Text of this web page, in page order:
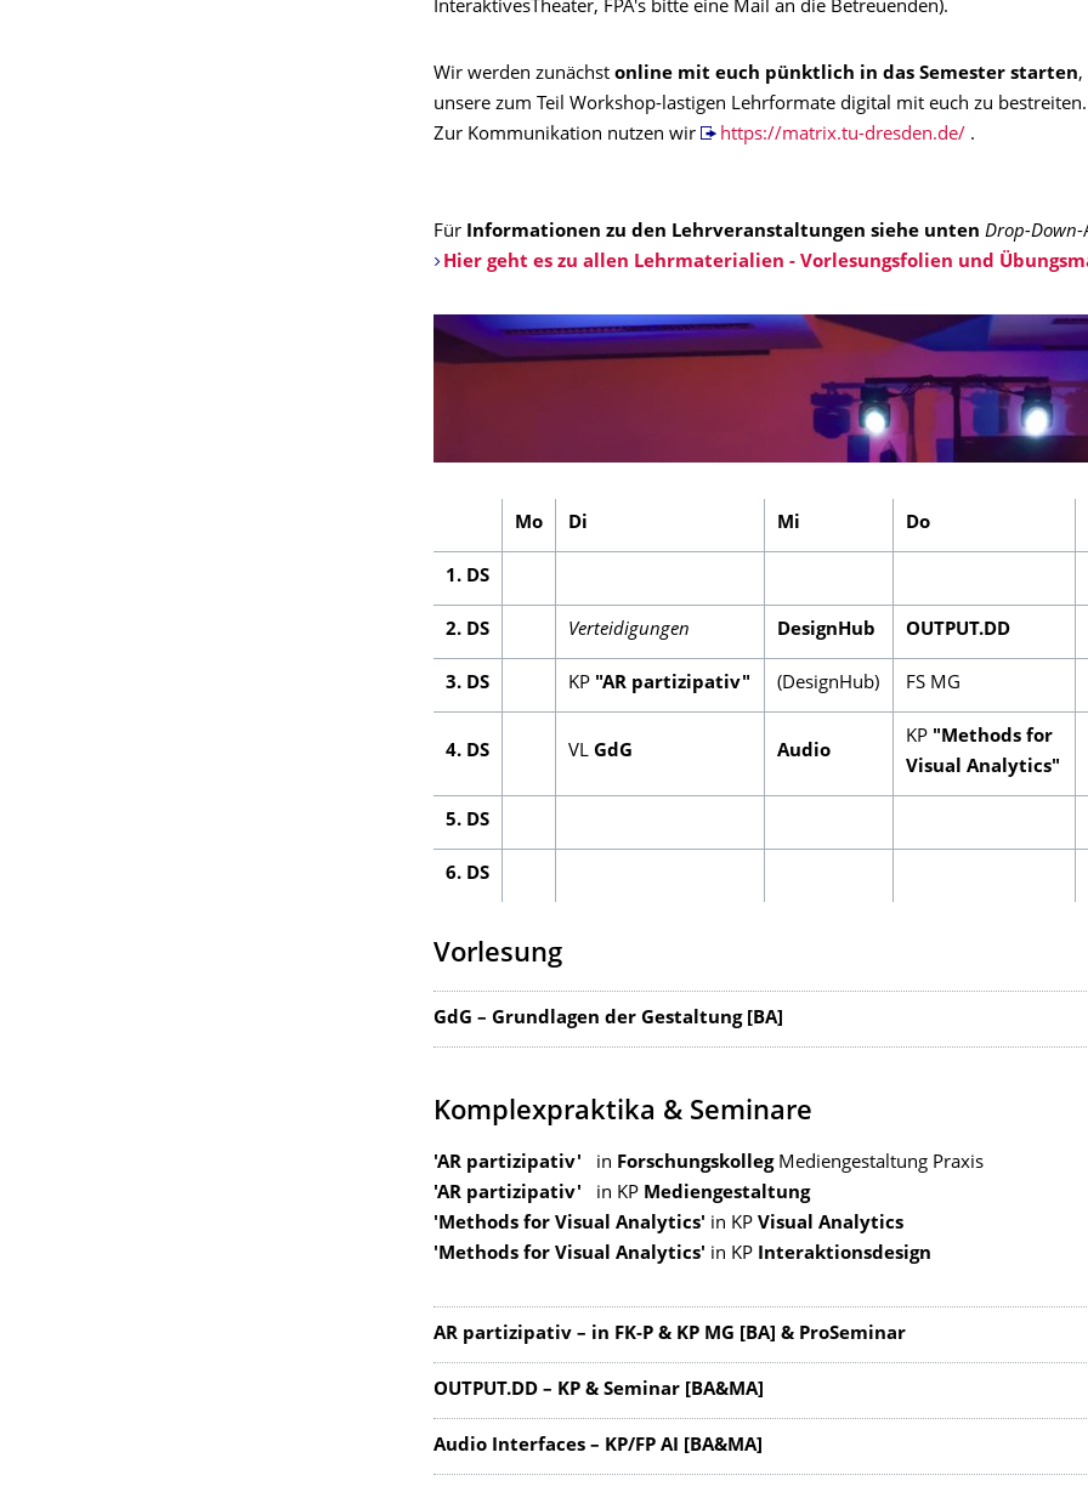
InteraktivesTheater, FPA's bitte eine Mail an die Betreuenden).
Wir werden zunächst online mit euch pünktlich in das Semester starten,
unsere zum Teil Workshop-lastigen Lehrformate digital mit euch zu bestreiten.
Zur Kommunikation nutzen wir
https://matrix.tu-dresden.de/ .
Für Informationen zu den Lehrveranstaltungen siehe unten Drop-Down-
Hier geht es zu allen Lehrmaterialien - Vorlesungsfolien und
Mo Di Mi Do
1. DS
2. DS Verteidigungen DesignHub OUTPUT.DD
3. DS KP "AR partizipativ" (DesignHub) FS MG
4. DS VL GdG Audio
KP "Methods for
Visual Analytics"
5. DS
6. DS
Vorlesung
GdG – Grundlagen der Gestaltung [BA]
Komplexpraktika & Seminare
'AR partizipativ' in Forschungskolleg Mediengestaltung Praxis
'AR partizipativ' in KP Mediengestaltung
'Methods for Visual Analytics' in KP Visual Analytics
'Methods for Visual Analytics' in KP Interaktionsdesign
AR partizipativ – in FK-P & KP MG [BA] & ProSeminar
OUTPUT.DD – KP & Seminar [BA&MA]
Audio Interfaces – KP/FP AI [BA&MA]